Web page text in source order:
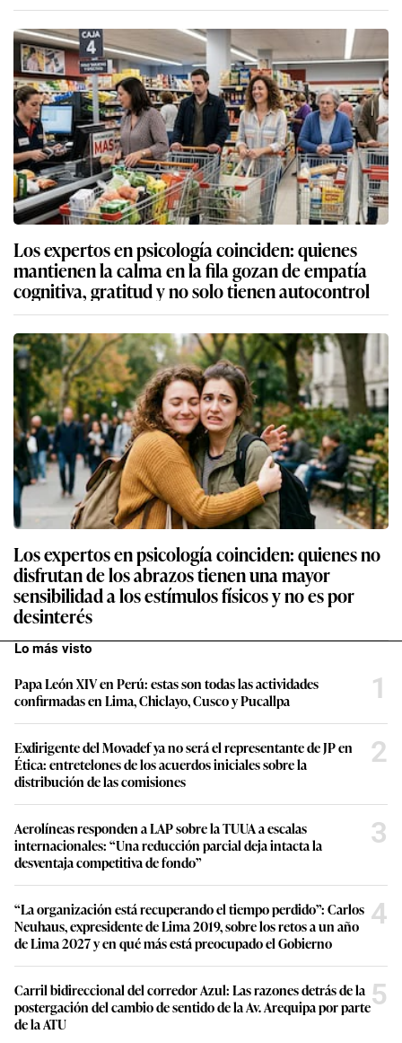
Los expertos en psicología coinciden: quienes
mantienen la calma en la fila gozan de empatía
cognitiva, gratitud y no solo tienen autocontrol
Los expertos en psicología coinciden: quienes no
disfrutan de los abrazos tienen una mayor
sensibilidad a los estímulos físicos y no es por
desinterés
Lo más visto
Papa León XIV en Perú: estas son todas las actividades
confirmadas en Lima, Chiclayo, Cusco y Pucallpa
1
Exdirigente del Movadef ya no será el representante de JP en
Ética: entretelones de los acuerdos iniciales sobre la
distribución de las comisiones
2
Aerolíneas responden a LAP sobre la TUUA a escalas
internacionales: “Una reducción parcial deja intacta la
desventaja competitiva de fondo”
3
“La organización está recuperando el tiempo perdido”: Carlos
Neuhaus, expresidente de Lima 2019, sobre los retos a un año
de Lima 2027 y en qué más está preocupado el Gobierno
4
Carril bidireccional del corredor Azul: Las razones detrás de la
postergación del cambio de sentido de la Av. Arequipa por parte
de la ATU
5